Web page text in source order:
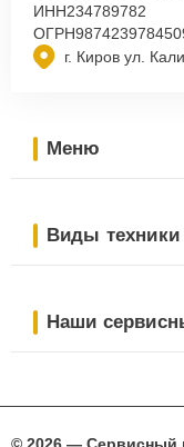
г. Киров ул.
ИНН234789782
ОГРН
Меню
Виды техники
Наши